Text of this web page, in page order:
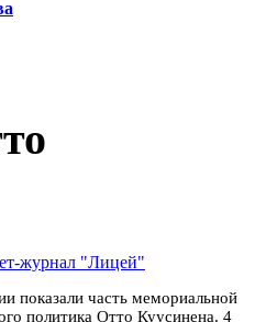
журнал "Лицей"
показали часть мемориальной
политика Отто Куусинена. 4